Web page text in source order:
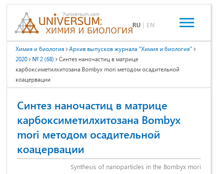
RU | EN
Химия и биология
Архив выпусков журнала "Химия и биология"
2020
№ 2 (68)
Синтез наночастиц в матрице
карбоксиметилхитозана Bombyx mori методом осадительной
коацервации
Синтез наночастиц в матрице
карбоксиметилхитозана Bombyx
mori методом осадительной
коацервации
Synthesis of nanoparticles in the Bombyx mori